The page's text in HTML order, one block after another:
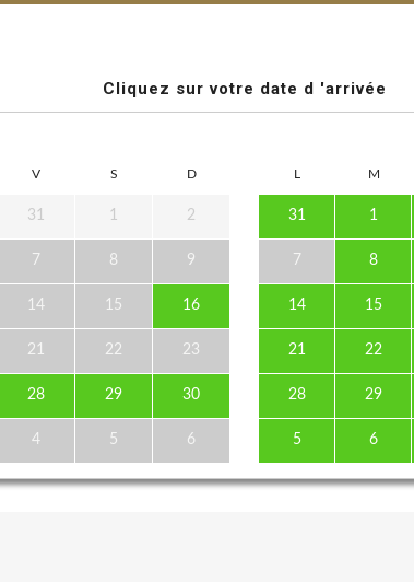
Cliquez sur votre date d 'arrivée
V S D
31 1 2
7 8 9
14 15 16
21 22 23
28 29 30
4 5 6
L M
31 1
7 8
14 15
21 22
28 29
5 6